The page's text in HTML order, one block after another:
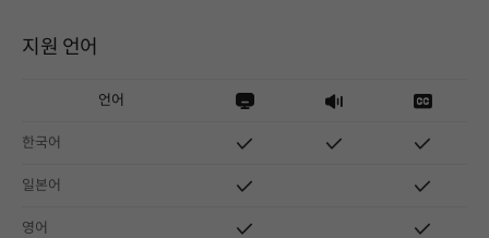
지원 언어
언어
한국어
일본어
영어